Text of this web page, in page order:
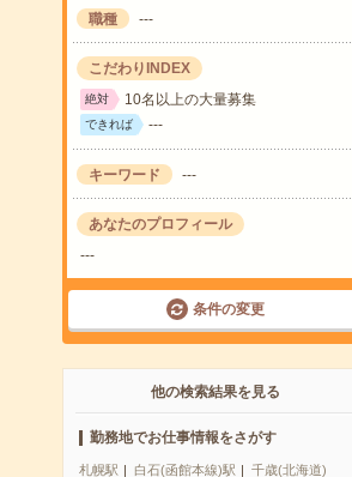
職種 ---
こだわりINDEX
絶対 10名以上の大量募集
できれば ---
キーワード ---
あなたのプロフィール
---
条件の変更
他の検索結果を見る
勤務地でお仕事情報をさがす
札幌駅 白石(函館本線)駅
千歳(北海道)